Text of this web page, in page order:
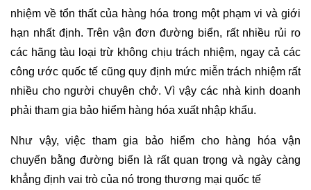
nhiệm về tổn thất của hàng hóa trong một phạm vi và giới
hạn nhất định. Trên vận đơn đường biển, rất nhiều rủi ro
các hãng tàu loại trừ không chịu trách nhiệm, ngay cả các
công ước quốc tế cũng quy định mức miễn trách nhiệm rất
nhiều cho người chuyên chở. Vì vậy các nhà kinh doanh
phải tham gia bảo hiểm hàng hóa xuất nhập khẩu.
Như vậy, việc tham gia bảo hiểm cho hàng hóa vận
chuyển bằng đường biển là rất quan trọng và ngày càng
khẳng định vai trò của nó trong thương mại quốc tế